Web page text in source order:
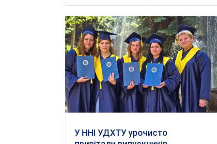
У ННІ УДХТУ урочисто